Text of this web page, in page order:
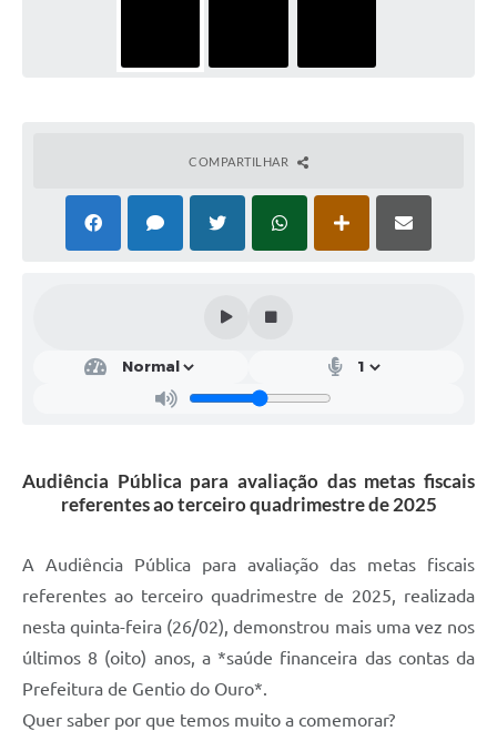
Diário Oficial
COMPARTILHAR
Audiência Pública para avaliação das metas fiscais
referentes ao terceiro quadrimestre de 2025
A Audiência Pública para avaliação das metas fiscais
referentes ao terceiro quadrimestre de 2025, realizada
nesta quinta-feira (26/02), demonstrou mais uma vez nos
últimos 8 (oito) anos, a *saúde financeira das contas da
Prefeitura de Gentio do Ouro*.
Quer saber por que temos muito a comemorar?